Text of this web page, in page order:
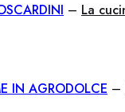
– La
IN AGRODOLCE –